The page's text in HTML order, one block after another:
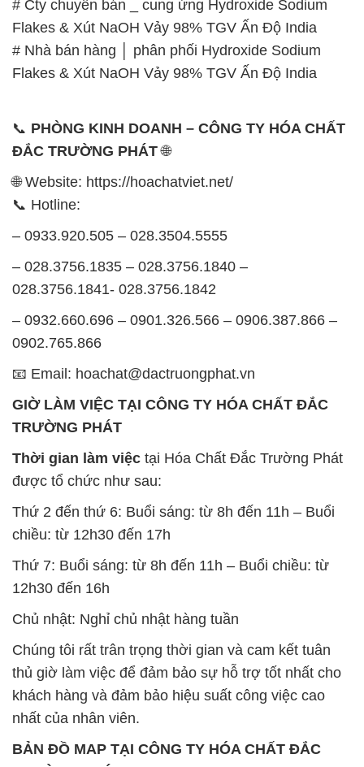
# Cty chuyên bán _ cung ứng Hydroxide Sodium
Flakes & Xút NaOH Vảy 98% TGV Ấn Độ India
# Nhà bán hàng │ phân phối Hydroxide Sodium
Flakes & Xút NaOH Vảy 98% TGV Ấn Độ India
📞 PHÒNG KINH DOANH – CÔNG TY HÓA CHẤT
ĐẮC TRƯỜNG PHÁT🌐
🌐 Website: https://hoachatviet.net/
📞 Hotline:
– 0933.920.505 – 028.3504.5555
– 028.3756.1835 – 028.3756.1840 –
028.3756.1841- 028.3756.1842
– 0932.660.696 – 0901.326.566 – 0906.387.866 –
0902.765.866
📧 Email: hoachat@dactruongphat.vn
GIỜ LÀM VIỆC TẠI CÔNG TY HÓA CHẤT ĐẮC
TRƯỜNG PHÁT
Thời gian làm việc tại Hóa Chất Đắc Trường Phát
được tổ chức như sau:
Thứ 2 đến thứ 6: Buổi sáng: từ 8h đến 11h – Buổi
chiều: từ 12h30 đến 17h
Thứ 7: Buổi sáng: từ 8h đến 11h – Buổi chiều: từ
12h30 đến 16h
Chủ nhật: Nghỉ chủ nhật hàng tuần
Chúng tôi rất trân trọng thời gian và cam kết tuân
thủ giờ làm việc để đảm bảo sự hỗ trợ tốt nhất cho
khách hàng và đảm bảo hiệu suất công việc cao
nhất của nhân viên.
BẢN ĐỒ MAP TẠI CÔNG TY HÓA CHẤT ĐẮC